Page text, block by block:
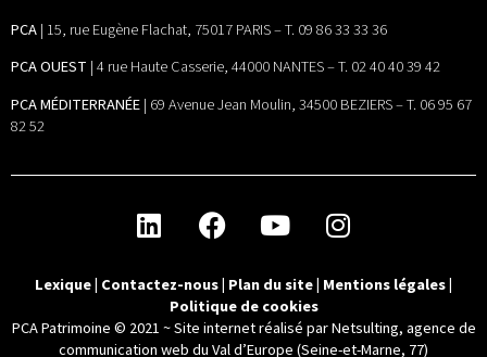
PCA| 15, rue Eugène Flachat, 75017 PARIS – T. 09 86 33 33 36
PCA OUEST | 4 rue Haute Casserie, 44000 NANTES – T. 02 40 40 39 42
PCA MÉDITERRANÉE| 69 Avenue Jean Moulin, 34500 BEZIERS – T. 06 95 67
82 52
Lexique| Contactez-nous| Plan du site| Mentions légales|
Politique de cookies
PCA Patrimoine © 2021 ~Site internet réalisé par Netsulting, agence de
communication web du Val d’Europe (Seine-et-Marne, 77)